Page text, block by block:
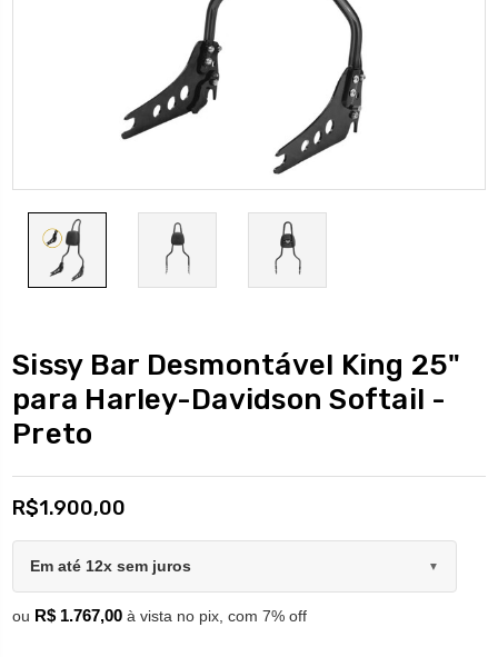
Sissy Bar Desmontável King 25"
para Harley-Davidson Softail -
Preto
R$1.900,00
Em até 12x sem juros ▼
ou R$ 1.767,00 à vista no pix, com 7% off